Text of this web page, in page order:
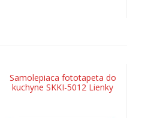
Samolepiaca fototapeta do
kuchyne SKKI-5012 Lienky